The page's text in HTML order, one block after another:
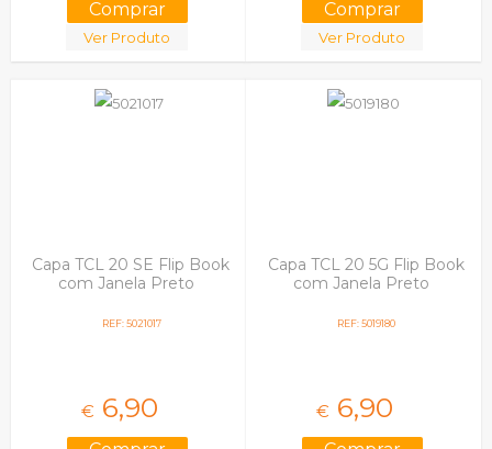
Ver Produto Ver Produto
Capa TCL 20 SE Flip Book
com Janela Preto
REF: 5021017
€ 6,90
Capa TCL 20 5G Flip Book
com Janela Preto
REF: 5019180
€ 6,90